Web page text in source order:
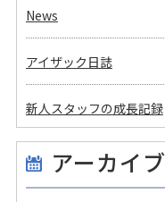
News
アイザック日誌
新人スタッフの成長記録
アーカイブ